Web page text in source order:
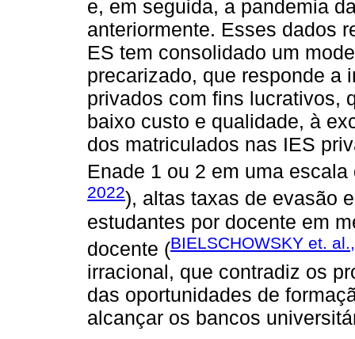
e, em seguida, a pandemia
anteriormente. Esses dados
ES tem consolidado um
precarizado, que responde a
privados com fins lucrativos,
baixo custo e qualidade, à
dos matriculados nas IES
Enade 1 ou 2 em uma escala
2022), altas taxas de evasão
estudantes por docente em
docente (BIELSCHOWSKY et.
irracional, que contradiz os
das oportunidades de
alcançar os bancos